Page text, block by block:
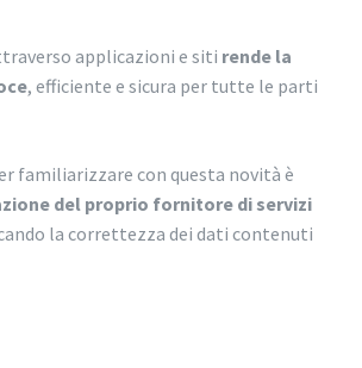
applicazioni e siti rende la
, efficiente e sicura per tutte le parti
familiarizzare con questa novità è
del proprio fornitore di servizi
la correttezza dei dati contenuti